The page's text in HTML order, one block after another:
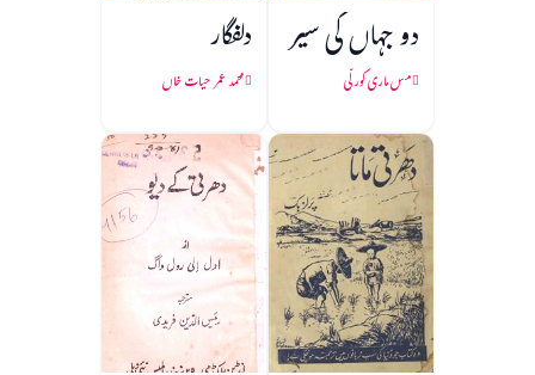
دو جہاں کی سیر
مس ماری کورلّی
دلفگار
محمد عمر حیات خاں